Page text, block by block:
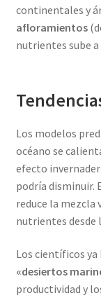
continentales y
afloramientos
nutrientes sube
Los modelos
océano se
efecto
podría disminuir.
reduce la mezcla
nutrientes desde
Los científicos ya
«desiertos
productividad y